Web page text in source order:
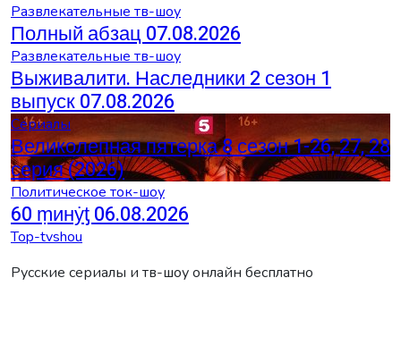
Развлекательные тв-шоу
Полный абзац 07.08.2026
Развлекательные тв-шоу
Выживалити. Наследники 2 сезон 1
выпуск 07.08.2026
Сериалы
Великолепная пятерка 8 сезон 1-26, 27, 28
серия (2026)
Политическое ток-шоу
60 ṃинẏƫ 06.08.2026
Top-tvshou
Русские сериалы и тв-шоу онлайн бесплатно